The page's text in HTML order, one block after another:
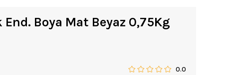
Boya Mat Beyaz 0,75Kg
0.0